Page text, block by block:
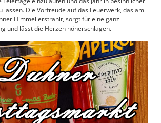
lassen. Die Vorfreude auf das Feuerwerk, das am
Himmel erstrahlt, sorgt für eine ganz
und lässt die Herzen höherschlagen.